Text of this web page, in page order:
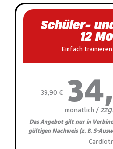
Schüler-
12
Einfach
39,90 €
monatlich /
Das Angebot gilt nur in
gültigen Nachweis (z. B. S-